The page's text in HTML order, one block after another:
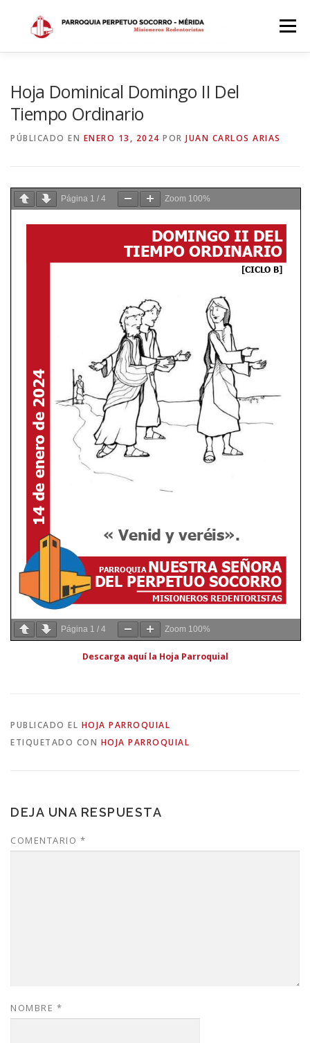
contenido
Menú
Hoja Dominical Domingo II Del
Tiempo Ordinario
PÚBLICADO EN ENERO 13, 2024 POR JUAN CARLOS ARIAS
Página 1 / 4 Zoom 100%
Página 1 / 4 Zoom 100%
Descarga aquí la Hoja Parroquial
PUBLICADO EL HOJA PARROQUIAL
ETIQUETADO CON HOJA PARROQUIAL
DEJA UNA RESPUESTA
COMENTARIO *
NOMBRE *